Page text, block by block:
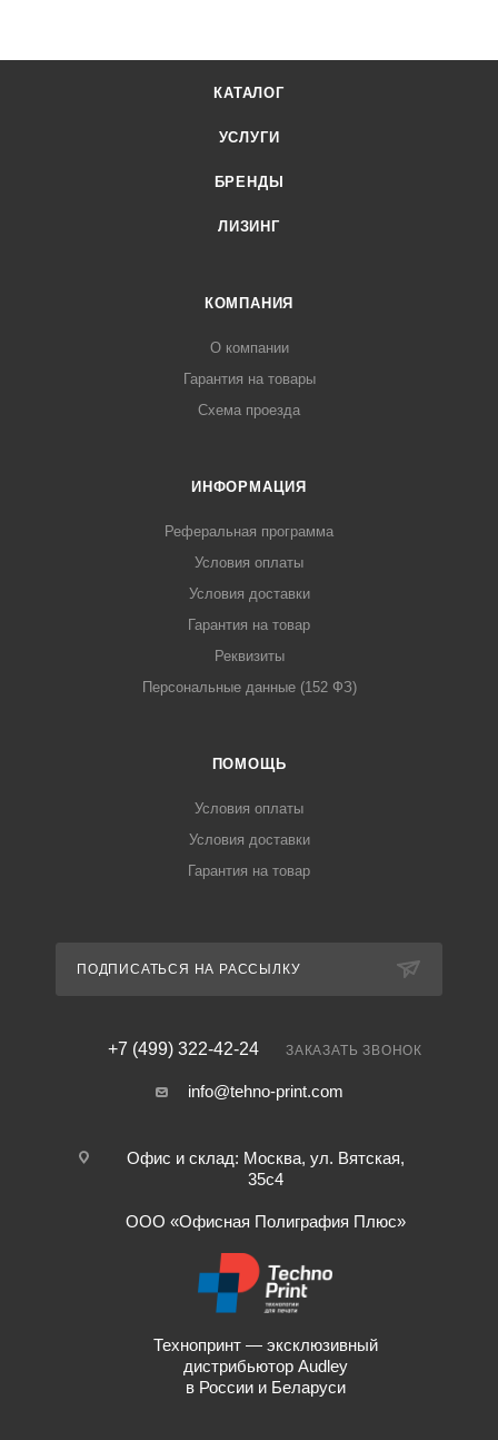
КАТАЛОГ
УСЛУГИ
БРЕНДЫ
ЛИЗИНГ
КОМПАНИЯ
О компании
Гарантия на товары
Схема проезда
ИНФОРМАЦИЯ
Реферальная программа
Условия оплаты
Условия доставки
Гарантия на товар
Реквизиты
Персональные данные (152 ФЗ)
ПОМОЩЬ
Условия оплаты
Условия доставки
Гарантия на товар
ПОДПИСАТЬСЯ НА РАССЫЛКУ
+7 (499) 322-42-24 ЗАКАЗАТЬ ЗВОНОК
info@tehno-print.com
Офис и склад: Москва, ул. Вятская,
35с4
ООО «Офисная Полиграфия Плюс»
Технопринт — эксклюзивный
дистрибьютор Audley
в России и Беларуси